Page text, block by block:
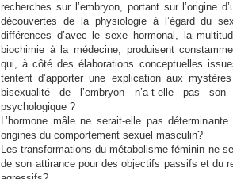
recherches sur l’embryon, portant sur l’origine
découvertes de la physiologie à l’égard du
différences d’avec le sexe hormonal, la
biochimie à la médecine, produisent
qui, à côté des élaborations conceptuelles
tentent d’apporter une explication aux
bisexualité de l’embryon n’a-t-elle pas
psychologique ?
L’hormone mâle ne serait-elle pas
origines du comportement sexuel masculin?
Les transformations du métabolisme féminin ne
de son attirance pour des objectifs passifs et du